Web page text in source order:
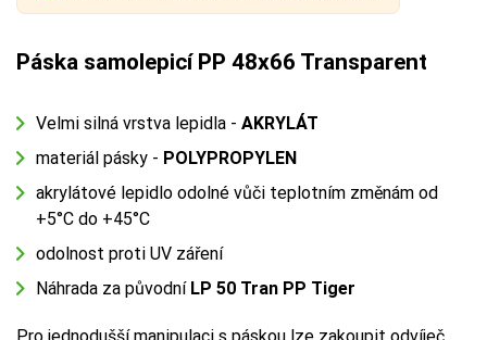
Páska samolepicí PP 48x66 Transparent
Velmi silná vrstva lepidla - AKRYLÁT
materiál pásky - POLYPROPYLEN
akrylátové lepidlo odolné vůči teplotním změnám od
+5°C do +45°C
odolnost proti UV záření
Náhrada za původní LP 50 Tran PP Tiger